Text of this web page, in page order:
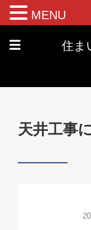
☰
住ま
天井工事
MENU